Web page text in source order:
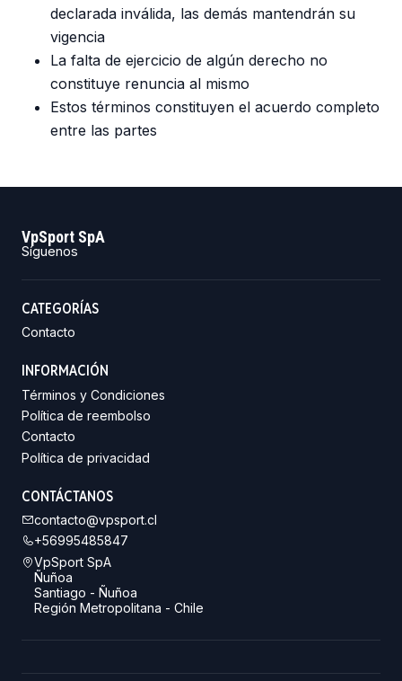
declarada inválida, las demás mantendrán su
vigencia
La falta de ejercicio de algún derecho no
constituye renuncia al mismo
Estos términos constituyen el acuerdo completo
entre las partes
VpSport SpA
Síguenos
CATEGORÍAS
Contacto
INFORMACIÓN
Términos y Condiciones
Política de reembolso
Contacto
Política de privacidad
CONTÁCTANOS
contacto@vpsport.cl
+56995485847
VpSport SpA
Ñuñoa
Santiago - Ñuñoa
Región Metropolitana - Chile